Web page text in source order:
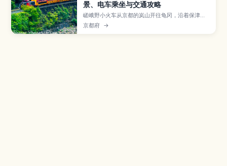
景、电车乘坐与交通攻略
嵯峨野小火车从京都的岚山开往龟冈，沿着保津川
峡谷缓慢前行，是欣赏春樱与秋枫的人气观光列
车。本文将介绍最佳乘车季节、车票购买与预约方
京都府 →